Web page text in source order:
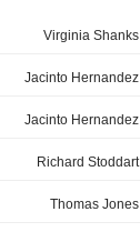
Virginia Shanks
Jacinto Hernandez
Jacinto Hernandez
Richard Stoddart
Thomas Jones